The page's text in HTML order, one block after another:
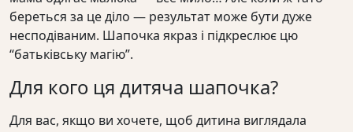
береться за це діло — результат може бути дуже
несподіваним. Шапочка якраз і підкреслює цю
“батьківську магію”.
Для кого ця дитяча шапочка?
Для вас, якщо ви хочете, щоб дитина виглядала